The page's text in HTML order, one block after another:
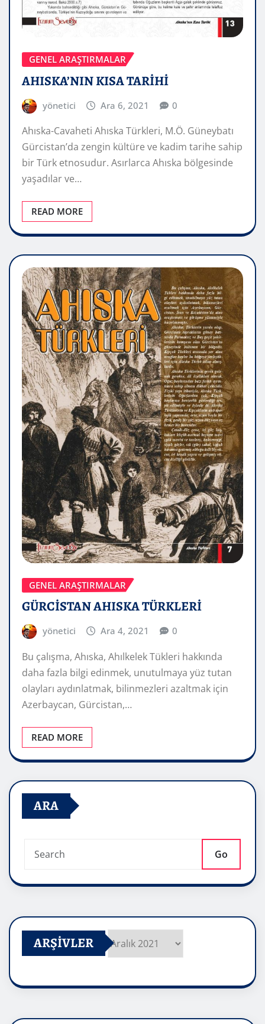
GENEL ARAŞTIRMALAR
AHISKA’NIN KISA TARİHİ
yönetici Ara 6, 2021 0
Ahıska-Cavaheti Ahıska Türkleri, M.Ö. Güneybatı
Gürcistan’da zengin kültüre ve kadim tarihe sahip
bir Türk etnosudur. Asırlarca Ahıska bölgesinde
yaşadılar ve…
READ MORE
GENEL ARAŞTIRMALAR
GÜRCİSTAN AHISKA TÜRKLERİ
yönetici Ara 4, 2021 0
Bu çalışma, Ahıska, Ahılkelek Tükleri hakkında
daha fazla bilgi edinmek, unutulmaya yüz tutan
olayları aydınlatmak, bilinmezleri azaltmak için
Azerbaycan, Gürcistan,…
READ MORE
ARA
Go
ARŞIVLER